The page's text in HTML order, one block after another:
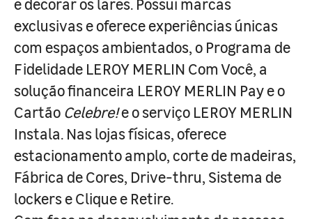
exclusivas e oferece experiências únicas
com espaços ambientados, o Programa de
Fidelidade LEROY MERLIN Com Você, a
solução financeira LEROY MERLIN Pay e o
Cartão Celebre!e o serviço LEROY MERLIN
Instala. Nas lojas físicas, oferece
estacionamento amplo, corte de madeiras,
Fábrica de Cores, Drive-thru, Sistema de
lockers e Clique e Retire.